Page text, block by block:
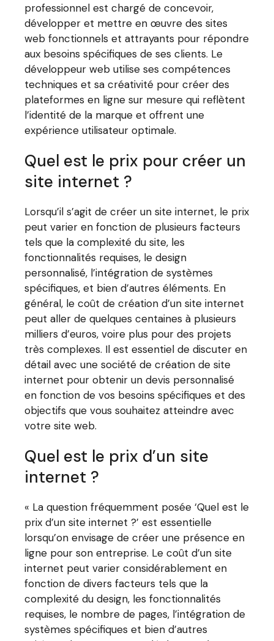
professionnel est chargé de concevoir,
développer et mettre en œuvre des sites
web fonctionnels et attrayants pour répondre
aux besoins spécifiques de ses clients. Le
développeur web utilise ses compétences
techniques et sa créativité pour créer des
plateformes en ligne sur mesure qui reflètent
l’identité de la marque et offrent une
expérience utilisateur optimale.
Quel est le prix pour créer un
site internet ?
Lorsqu’il s’agit de créer un site internet, le prix
peut varier en fonction de plusieurs facteurs
tels que la complexité du site, les
fonctionnalités requises, le design
personnalisé, l’intégration de systèmes
spécifiques, et bien d’autres éléments. En
général, le coût de création d’un site internet
peut aller de quelques centaines à plusieurs
milliers d’euros, voire plus pour des projets
très complexes. Il est essentiel de discuter en
détail avec une société de création de site
internet pour obtenir un devis personnalisé
en fonction de vos besoins spécifiques et des
objectifs que vous souhaitez atteindre avec
votre site web.
Quel est le prix d’un site
internet ?
« La question fréquemment posée ‘Quel est le
prix d’un site internet ?’ est essentielle
lorsqu’on envisage de créer une présence en
ligne pour son entreprise. Le coût d’un site
internet peut varier considérablement en
fonction de divers facteurs tels que la
complexité du design, les fonctionnalités
requises, le nombre de pages, l’intégration de
systèmes spécifiques et bien d’autres